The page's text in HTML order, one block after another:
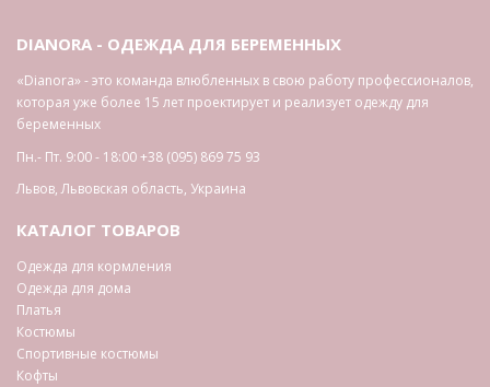
DIANORA - ОДЕЖДА ДЛЯ БЕРЕМЕННЫХ
«Dianora» - это команда влюбленных в свою работу профессионалов,
которая уже более 15 лет проектирует и реализует одежду для
беременных
Пн.- Пт. 9:00 - 18:00+38 (095) 869 75 93
Львов,Львовская область, Украина
КАТАЛОГ ТОВАРОВ
Одежда для кормления
Одежда для дома
Платья
Костюмы
Спортивные костюмы
Кофты